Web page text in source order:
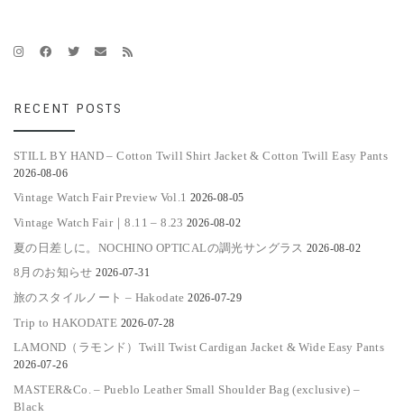
RECENT POSTS
STILL BY HAND – Cotton Twill Shirt Jacket & Cotton Twill Easy Pants
2026-08-06
Vintage Watch Fair Preview Vol.1 2026-08-05
Vintage Watch Fair｜8.11 – 8.23 2026-08-02
夏の日差しに。NOCHINO OPTICALの調光サングラス 2026-08-02
8月のお知らせ 2026-07-31
旅のスタイルノート – Hakodate 2026-07-29
Trip to HAKODATE 2026-07-28
LAMOND（ラモンド）Twill Twist Cardigan Jacket & Wide Easy Pants
2026-07-26
MASTER&Co. – Pueblo Leather Small Shoulder Bag (exclusive) –
Black